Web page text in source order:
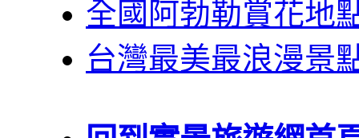
全國阿勃勒賞花地
台灣最美最浪漫景